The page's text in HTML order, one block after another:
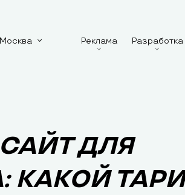
Москва Реклама Разработка
ДЛЯ
КАКОЙ